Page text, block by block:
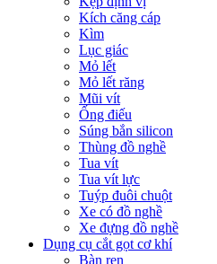
Kích căng cáp
Kìm
Lục giác
Mỏ lết
Mỏ lết răng
Mũi vít
Ống điếu
Súng bắn silicon
Thùng đồ nghề
Tua vít
Tua vít lực
Tuýp đuôi chuột
Xe có đồ nghề
Xe đựng đồ nghề
Dụng cụ cắt gọt cơ khí
Bàn ren